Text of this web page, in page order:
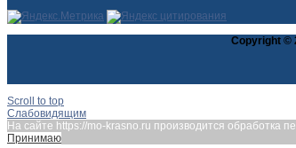
Copyright ©
Scroll to top
Слабовидящим
На сайте https://mo-krasno.ru производится обработка
Принимаю